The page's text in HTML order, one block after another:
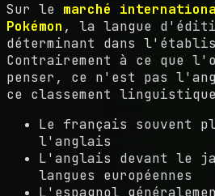
Sur le marché
Pokémon , la langue
déterminant dans
Contrairement à ce que
penser, ce n'est pas
ce classement
Le français souvent
l'anglais
L'anglais devant le
langues européennes
L'espagnol